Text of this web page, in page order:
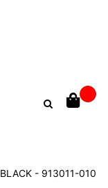
BLACK - 913011-010